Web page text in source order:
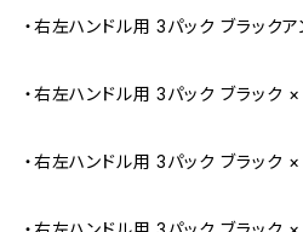
・右左ハンドル用 3パック ブラック
・右左ハンドル用 3パック ブラック
・右左ハンドル用 3パック ブラック